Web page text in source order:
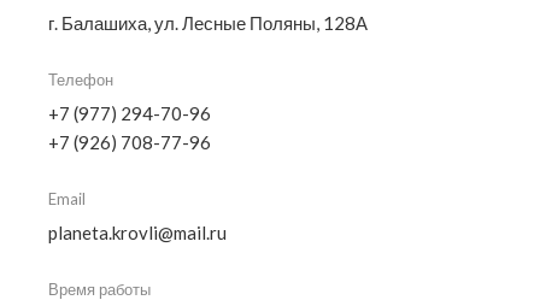
г. Балашиха, ул. Лесные Поляны, 128А
Телефон
+7 (977) 294-70-96
+7 (926) 708-77-96
Email
planeta.krovli@mail.ru
Время работы